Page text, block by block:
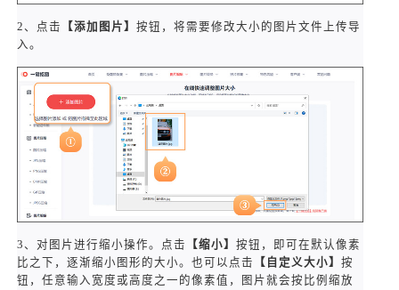
2、点击 【添加图片】 按钮，将需要修改大小的图片文件上传导
入。
3、对图片进行缩小操作。点击 【缩小】 按钮，即可在默认像素
比之下，逐渐缩小图形的大小。也可以点击
【自定义大小】 按
钮，任意输入宽度或高度之一的像素值，图片就会按比例缩放